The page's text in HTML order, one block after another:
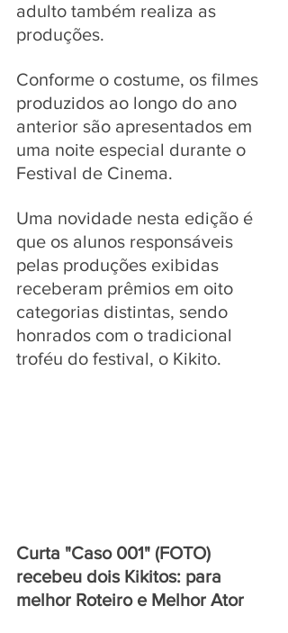
adulto também realiza as
produções.
Conforme o costume, os filmes
produzidos ao longo do ano
anterior são apresentados em
uma noite especial durante o
Festival de Cinema.
Uma novidade nesta edição é
que os alunos responsáveis
pelas produções exibidas
receberam prêmios em oito
categorias distintas, sendo
honrados com o tradicional
troféu do festival, o Kikito.
Curta "Caso 001" (FOTO)
recebeu dois Kikitos: para
melhor Roteiro e Melhor Ator